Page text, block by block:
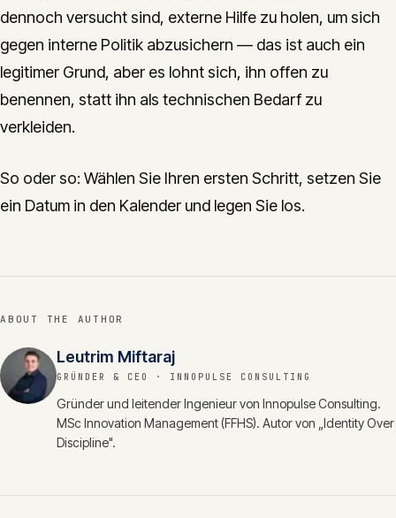
dennoch versucht sind, externe Hilfe zu holen, um sich
gegen interne Politik abzusichern — das ist auch ein
legitimer Grund, aber es lohnt sich, ihn offen zu
benennen, statt ihn als technischen Bedarf zu
verkleiden.
So oder so: Wählen Sie Ihren ersten Schritt, setzen Sie
ein Datum in den Kalender und legen Sie los.
ABOUT THE AUTHOR
Leutrim Miftaraj
GRÜNDER & CEO · INNOPULSE CONSULTING
Gründer und leitender Ingenieur von Innopulse Consulting.
MSc Innovation Management (FFHS). Autor von „Identity Over
Discipline".